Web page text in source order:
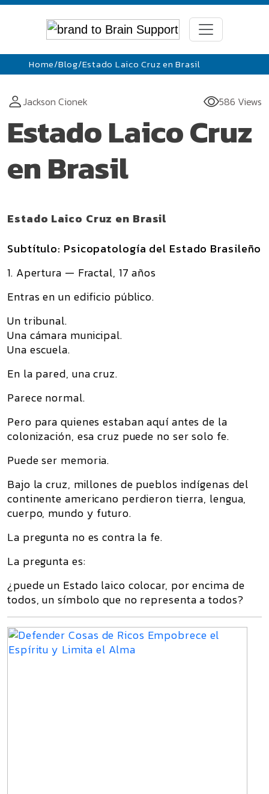
Home/Blog/Estado Laico Cruz en Brasil
Jackson Cionek 586 Views
Estado Laico Cruz
en Brasil
Estado Laico Cruz en Brasil
Subtítulo: Psicopatología del Estado Brasileño
1. Apertura — Fractal, 17 años
Entras en un edificio público.
Un tribunal.
Una cámara municipal.
Una escuela.
En la pared, una cruz.
Parece normal.
Pero para quienes estaban aquí antes de la
colonización, esa cruz puede no ser solo fe.
Puede ser memoria.
Bajo la cruz, millones de pueblos indígenas del
continente americano perdieron tierra, lengua,
cuerpo, mundo y futuro.
La pregunta no es contra la fe.
La pregunta es:
¿puede un Estado laico colocar, por encima de
todos, un símbolo que no representa a todos?